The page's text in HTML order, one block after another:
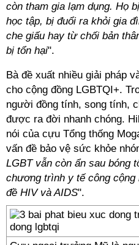
còn tham gia lạm dụng. Họ
học tập, bị đuổi ra khỏi gia
che giấu hay từ chối bản
bị tổn hại".
Bà đề xuất nhiều giải pháp
cho cộng đồng LGBTQI+.
người đồng tính, song tính,
được ra đời nhanh chóng.
nói của cựu Tổng thống
vấn đề bảo vệ sức khỏe
LGBT vẫn còn ẩn sau bóng
chương trình y tế công cộng
đề HIV và AIDS".